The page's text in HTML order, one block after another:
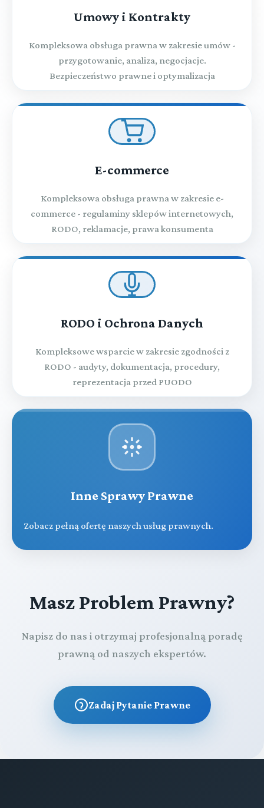
Umowy i Kontrakty
Kompleksowa obsługa prawna w zakresie umów -
przygotowanie, analiza, negocjacje.
Bezpieczeństwo prawne i optymalizacja
E-commerce
Kompleksowa obsługa prawna w zakresie e-
commerce - regulaminy sklepów internetowych,
RODO, reklamacje, prawa konsumenta
RODO i Ochrona Danych
Kompleksowe wsparcie w zakresie zgodności z
RODO - audyty, dokumentacja, procedury,
reprezentacja przed PUODO
Inne Sprawy Prawne
Zobacz pełną ofertę naszych usług prawnych.
Masz Problem Prawny?
Napisz do nas i otrzymaj profesjonalną poradę
prawną od naszych ekspertów.
Zadaj Pytanie Prawne